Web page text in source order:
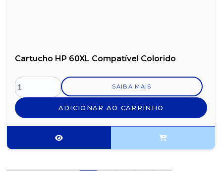
Cartucho HP 60XL Compatível Colorido
SAIBA MAIS
ADICIONAR AO CARRINHO